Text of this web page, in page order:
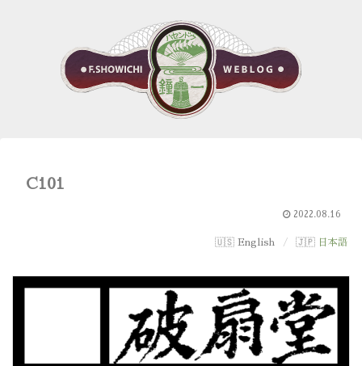
C101
2022.08.16
English 日本語